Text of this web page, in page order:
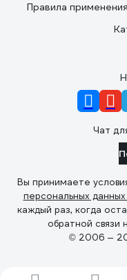
Правила
Чат
Вы принимаете
персональных данных
каждый раз, когда
обратной связи
© 2006 —